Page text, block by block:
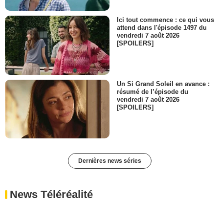
Ici tout commence : ce qui vous
attend dans l'épisode 1497 du
vendredi 7 août 2026
[SPOILERS]
Un Si Grand Soleil en avance :
résumé de l’épisode du
vendredi 7 août 2026
[SPOILERS]
Dernières news séries
News Téléréalité